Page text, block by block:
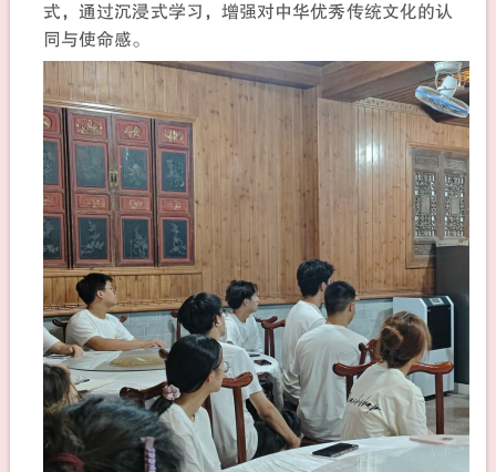
式，通过沉浸式学习，增强对中华优秀传统文化的认
同与使命感。